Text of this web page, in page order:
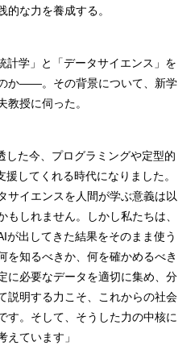
的な力を養成する。
計学」と「データサイエンス」を
か——。その背景について、新学
教授に伺った。
した今、プログラミングや定型的
援してくれる時代になりました。
サイエンスを⼈間が学ぶ意義は以
しれません。しかし私たちは、
が出してきた結果をそのまま使う
を知るべきか、何を確かめるべき
に必要なデータを適切に集め、分
説明する⼒こそ、これからの社会
す。そして、そうした⼒の中核に
えています」